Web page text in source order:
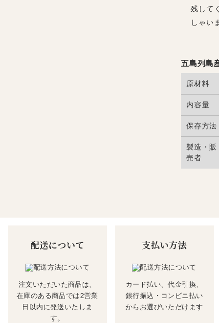
残して
しゃい
五島列島
原材料
内容量
保存方法
製造・販
売者
配送について
注文いただいた商品は、
在庫のある商品では2営業
日以内に発送いたしま
す。
支払い方法
カード払い、代金引換、
銀行振込・コンビニ払い
からお選びいただけます